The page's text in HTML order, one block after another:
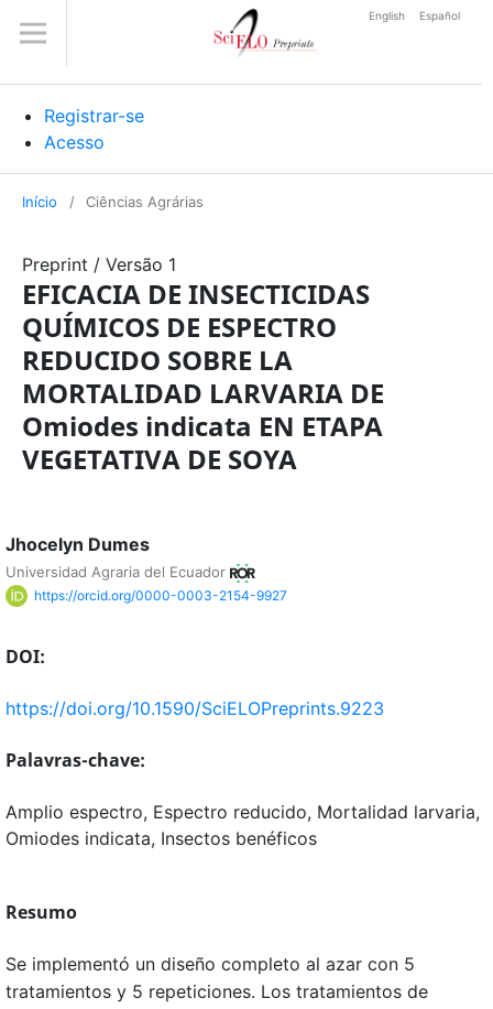
Registrar-se
Acesso
English Español
Início / Ciências Agrárias
Preprint / Versão 1
EFICACIA DE INSECTICIDAS
QUÍMICOS DE ESPECTRO
REDUCIDO SOBRE LA
MORTALIDAD LARVARIA DE
Omiodes indicata EN ETAPA
VEGETATIVA DE SOYA
Jhocelyn Dumes
Universidad Agraria del Ecuador
https://orcid.org/0000-0003-2154-9927
DOI:
https://doi.org/10.1590/SciELOPreprints.9223
Palavras-chave:
Amplio espectro, Espectro reducido, Mortalidad larvaria,
Omiodes indicata, Insectos benéficos
Resumo
Se implementó un diseño completo al azar con 5
tratamientos y 5 repeticiones. Los tratamientos de